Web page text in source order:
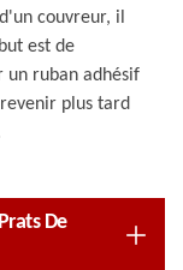
couvreur, il
est de
ruban adhésif
plus tard
De